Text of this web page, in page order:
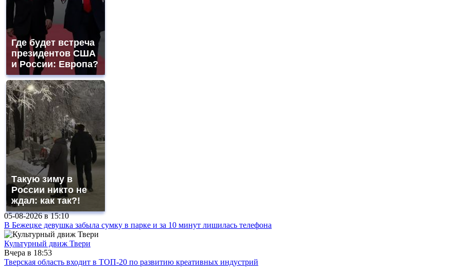
Где будет встреча
президентов США
и России: Европа?
Такую зиму в
России никто не
ждал: как так?!
05-08-2026 в15:10
В Бежецке девушка забыла сумку в парке и за 10 минут лишилась телефона
Культурный движ Твери
Вчера в 18:53
Тверская область входит в ТОП-20 по развитию креативных индустрий